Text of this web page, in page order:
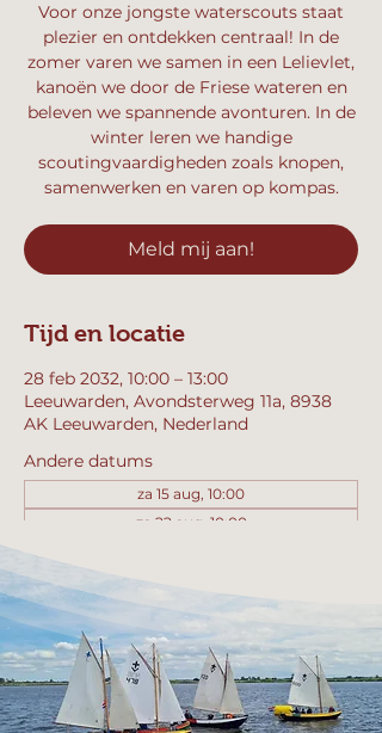
Voor onze jongste waterscouts staat
plezier en ontdekken centraal! In de
zomer varen we samen in een Lelievlet,
kanoën we door de Friese wateren en
beleven we spannende avonturen. In de
winter leren we handige
scoutingvaardigheden zoals knopen,
samenwerken en varen op kompas.
Meld mij aan!
Tijd en locatie
28 feb 2032, 10:00 – 13:00
Leeuwarden, Avondsterweg 11a, 8938
AK Leeuwarden, Nederland
Andere datums
za 15 aug, 10:00
za 22 aug, 10:00
Bekijk alle 357 datums
Meld mij aan!